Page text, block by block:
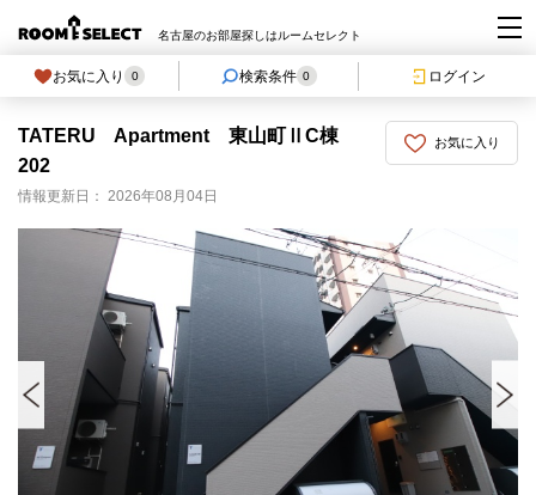
名古屋のお部屋探しはルームセレクト
お気に入り 0 検索条件 0 ログイン
お気に入り
TATERU Apartment 東山町ⅡC棟
202
情報更新日： 2026年08月04日